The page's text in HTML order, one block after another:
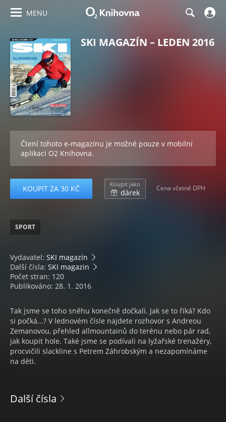
MENU
SKI MAGAZÍN – LEDEN 2016
Čtení tohoto e-magazínu je možné pouze v mobilní
aplikaci O2 Knihovna.
KOUPIT ZA 30 KČ Koupit jako
dárek Cena včetně DPH
SPORT
Vydavatel: SKI magazín
Další čísla: SKI magazin
Počet stran: 120
Publikováno: 28. 1. 2016
Tak jsme se toho sněhu konečně dočkali. Jak se to říká? Kdo
si počká...? V lednovém čísle najdete rozhovor s Andreou
Zemanovou, přehled allmountainů do terénu nebo pár rad,
jak koupit hole. Také jsme se podívali na lyžařské trenažéry,
procvičili slackline s Petrem Záhrobským a nezapomínáme
na děti.
Další čísla